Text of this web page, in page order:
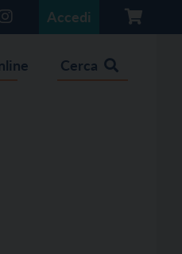
Accedi
Cerca